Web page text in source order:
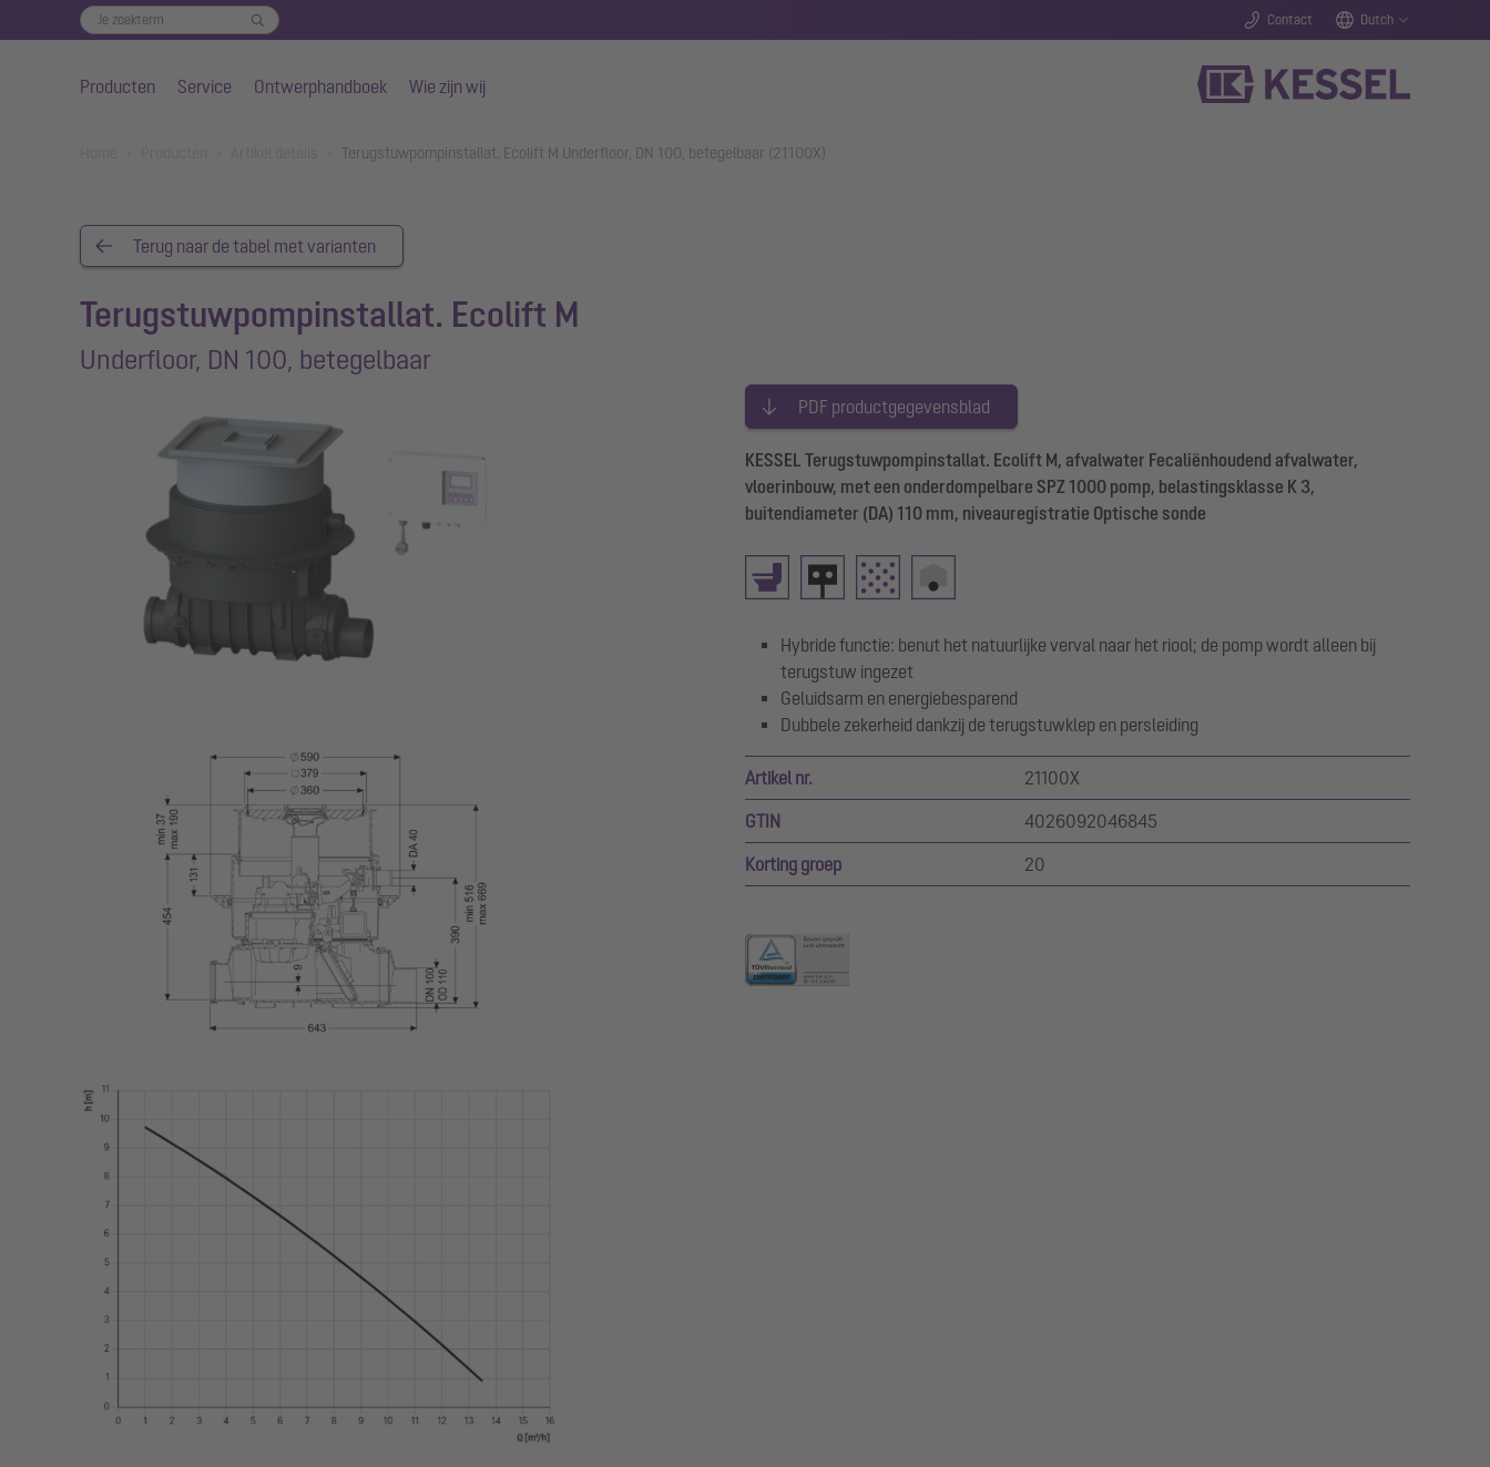
Contact Dutch
Producten Service Ontwerphandboek Wie zijn wij
Terugstuwpompinstallat. Ecolift M Underfloor, DN 100, betegelbaar (21100X)
Terug naar de tabel met varianten
Terugstuwpompinstallat. Ecolift M
Underfloor, DN 100, betegelbaar
PDF productgegevensblad
KESSEL Terugstuwpompinstallat. Ecolift M, afvalwater Fecaliënhoudend afvalwater,
vloerinbouw, met een onderdompelbare SPZ 1000 pomp, belastingsklasse K 3,
buitendiameter (DA) 110 mm, niveauregistratie Optische sonde
Hybride functie: benut het natuurlijke verval naar het riool; de pomp wordt alleen bij
terugstuw ingezet
Geluidsarm en energiebesparend
Dubbele zekerheid dankzij de terugstuwklep en persleiding
Artikel nr. 21100X
GTIN 4026092046845
Korting groep 20